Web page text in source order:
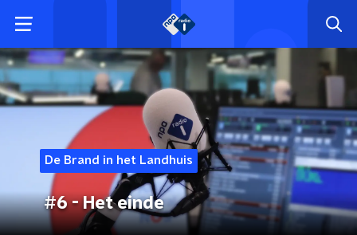
De Brand in het Landhuis
#6 - Het einde